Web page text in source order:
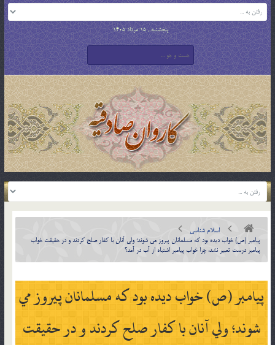
پنجشنبه , 15 مرداد 1405
اسلام شناسی
پيامبر (ص) خواب ديده بود که مسلمانان پيروز مي شوند؛ ولي آنان با کفار صلح كردند و در حقيقت خواب
پيامبر درست تعبير نشد، چرا خواب پيامبر اشتباه از آب در آمد؟
پيامبر (ص) خواب ديده بود که مسلمانان پيروز مي
شوند؛ ولي آنان با کفار صلح كردند و در حقيقت